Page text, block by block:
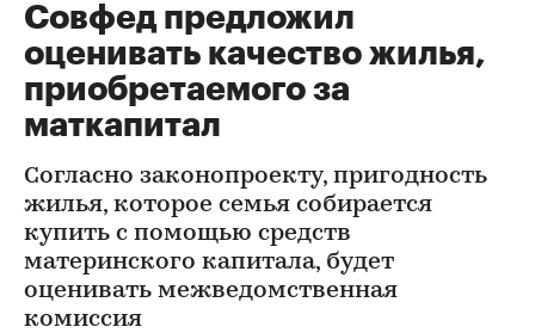
Совфед предложил
оценивать качество жилья,
приобретаемого за
маткапитал
Согласно законопроекту, пригодность
жилья, которое семья собирается
купить с помощью средств
материнского капитала, будет
оценивать межведомственная
комиссия